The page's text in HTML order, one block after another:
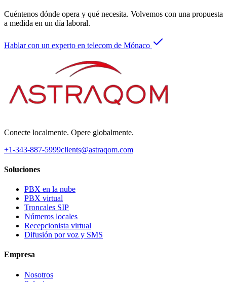
Cuéntenos dónde opera y qué necesita. Volvemos con una propuesta
a medida en un día laboral.
Hablar con un experto en telecom de Mónaco
Conecte localmente. Opere globalmente.
+1-343-887-5999clients@astraqom.com
Soluciones
PBX en la nube
PBX virtual
Troncales SIP
Números locales
Recepcionista virtual
Difusión por voz y SMS
Empresa
Nosotros